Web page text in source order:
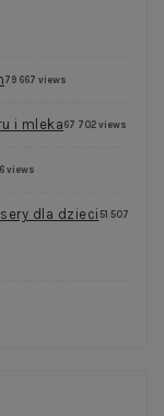
79 667 views
i mleka 67 702 views
views
dla dzieci 51 507